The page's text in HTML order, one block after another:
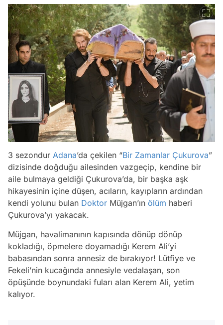
3 sezondur Adana’da çekilen “Bir Zamanlar Çukurova”
dizisinde doğduğu ailesinden vazgeçip, kendine bir
aile bulmaya geldiği Çukurova’da, bir başka aşk
hikayesinin içine düşen, acıların, kayıpların ardından
kendi yolunu bulan Doktor Müjgan’ın ölüm haberi
Çukurova’yı yakacak.
Müjgan, havalimanının kapısında dönüp dönüp
kokladığı, öpmelere doyamadığı Kerem Ali’yi
babasından sonra annesiz de bırakıyor! Lütfiye ve
Fekeli’nin kucağında annesiyle vedalaşan, son
öpüşünde boynundaki fuları alan Kerem Ali, yetim
kalıyor.